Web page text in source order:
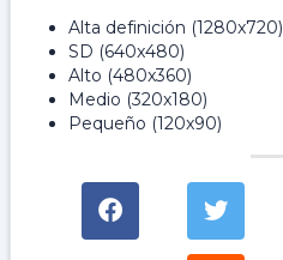
Alta definición (1280x720)
SD (640x480)
Alto (480x360)
Medio (320x180)
Pequeño (120x90)